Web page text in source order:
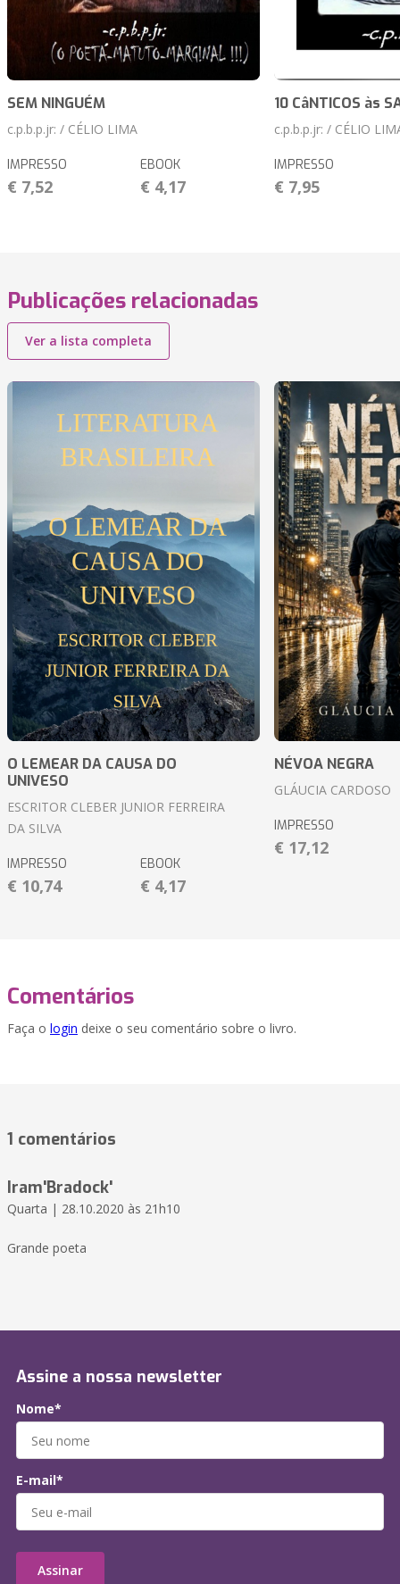
SEM NINGUÉM
c.p.b.p.jr: / CÉLIO LIMA
IMPRESSO
€ 7,52
EBOOK
€ 4,17
10 CâNTICOS às
c.p.b.p.jr: / CÉLIO
IMPRESSO
€ 7,95
Publicações relacionadas
Ver a lista completa
O LEMEAR DA CAUSA DO
UNIVESO
ESCRITOR CLEBER JUNIOR FERREIRA
DA SILVA
IMPRESSO
€ 10,74
EBOOK
€ 4,17
NÉVOA NEGRA
GLÁUCIA CARDOSO
IMPRESSO
€ 17,12
Comentários
Faça o login deixe o seu comentário sobre o livro.
1 comentários
Iram'Bradock'
Quarta | 28.10.2020 às 21h10
Grande poeta
Assine a nossa newsletter
Nome*
E-mail*
Assinar